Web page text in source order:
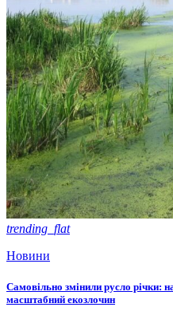
trending_flat
Новини
Самовільно змінили русло річки:
масштабний екозлочин